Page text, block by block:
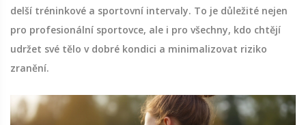
delší tréninkové a sportovní intervaly. To je důležité nejen
pro profesionální sportovce, ale i pro všechny, kdo chtějí
udržet své tělo v dobré kondici a minimalizovat riziko
zranění.